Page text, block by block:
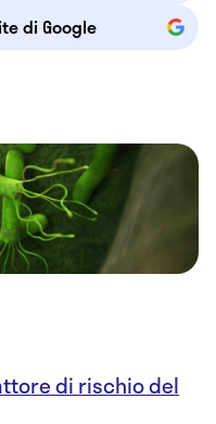
di Google
di rischio del